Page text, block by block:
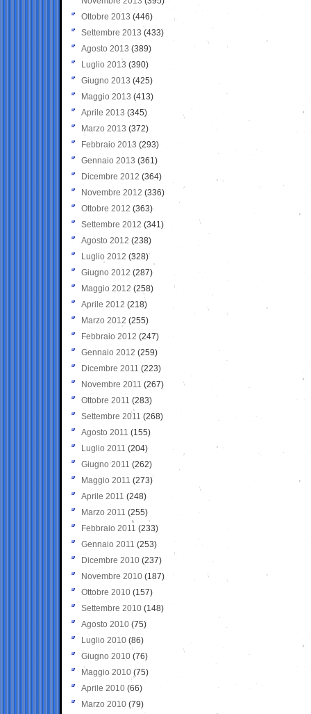
Ottobre 2013 (446)
Settembre 2013 (433)
Agosto 2013 (389)
Luglio 2013 (390)
Giugno 2013 (425)
Maggio 2013 (413)
Aprile 2013 (345)
Marzo 2013 (372)
Febbraio 2013 (293)
Gennaio 2013 (361)
Dicembre 2012 (364)
Novembre 2012 (336)
Ottobre 2012 (363)
Settembre 2012 (341)
Agosto 2012 (238)
Luglio 2012 (328)
Giugno 2012 (287)
Maggio 2012 (258)
Aprile 2012 (218)
Marzo 2012 (255)
Febbraio 2012 (247)
Gennaio 2012 (259)
Dicembre 2011 (223)
Novembre 2011 (267)
Ottobre 2011 (283)
Settembre 2011 (268)
Agosto 2011 (155)
Luglio 2011 (204)
Giugno 2011 (262)
Maggio 2011 (273)
Aprile 2011 (248)
Marzo 2011 (255)
Febbraio 2011 (233)
Gennaio 2011 (253)
Dicembre 2010 (237)
Novembre 2010 (187)
Ottobre 2010 (157)
Settembre 2010 (148)
Agosto 2010 (75)
Luglio 2010 (86)
Giugno 2010 (76)
Maggio 2010 (75)
Aprile 2010 (66)
Marzo 2010 (79)